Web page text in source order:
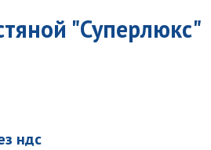
"Суперлюкс"
ндс